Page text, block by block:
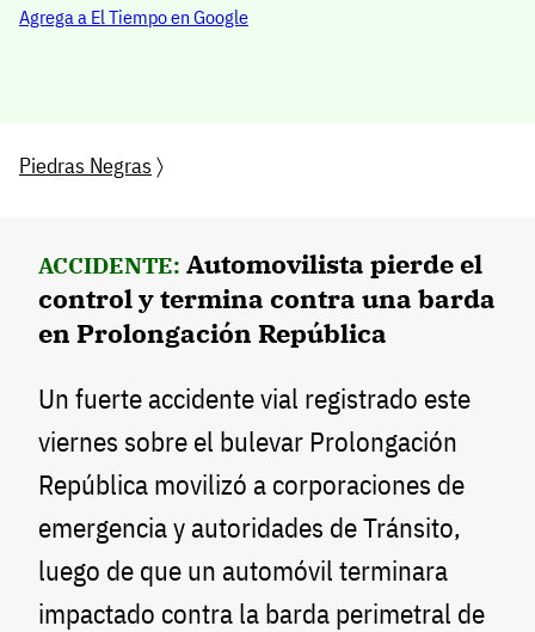
Agrega a El Tiempo en Google
Piedras Negras 〉
ACCIDENTE: Automovilista pierde el
control y termina contra una barda
en Prolongación República
Un fuerte accidente vial registrado este
viernes sobre el bulevar Prolongación
República movilizó a corporaciones de
emergencia y autoridades de Tránsito,
luego de que un automóvil terminara
impactado contra la barda perimetral de